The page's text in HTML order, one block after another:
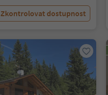
Zkontrolovat dostupnost